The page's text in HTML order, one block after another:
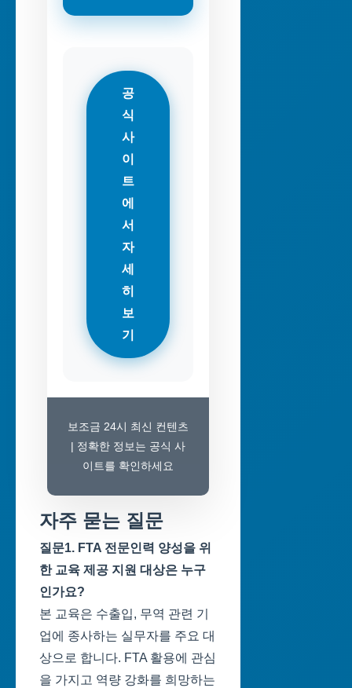
공
식
사
이
트
에
서
자
세
히
보
기
보조금 24시 최신 컨텐츠
| 정확한 정보는 공식 사
이트를 확인하세요
자주 묻는 질문
질문1. FTA 전문인력 양성을 위
한 교육 제공 지원 대상은 누구
인가요?
본 교육은 수출입, 무역 관련 기
업에 종사하는 실무자를 주요 대
상으로 합니다. FTA 활용에 관심
을 가지고 역량 강화를 희망하는